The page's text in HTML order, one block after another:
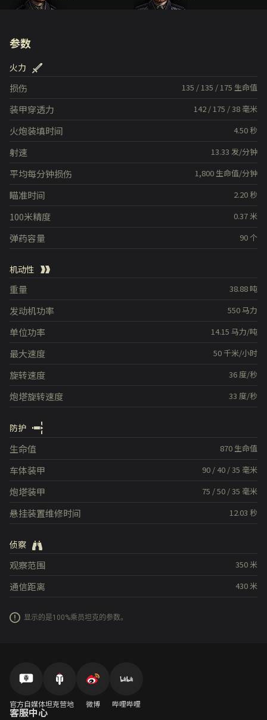
参数
火力
135 / 135 / 175 生命值
损伤
142 / 175 /38 毫米
装甲穿透力
4.50 秒
火炮装填时间
13.33 发/分钟
射速
1,800 生命值/分钟
平均每分钟损伤
2.20 秒
瞄准时间
0.37米
100米精度
90个
弹药容量
机动性
38.88 吨
重量
550马力
发动机功率
14.15 马力/吨
单位功率
50千米/小时
最大速度
36 度/秒
旋转速度
33 度/秒
炮塔旋转速度
防护
870 生命值
生命值
90 / 40 /35 毫米
车体装甲
75 /50 /35 毫米
炮塔装甲
12.03 秒
悬挂装置维修时间
侦察
350米
观察范围
430米
通信距离
显示的是100%乘员坦克的参数。
官方自媒体坦克营地 微博 哔哩哔哩
客服中心